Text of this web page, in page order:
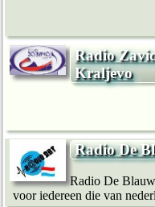
Radio
Kraljevo
Radio De
Radio De
voor iedereen die van